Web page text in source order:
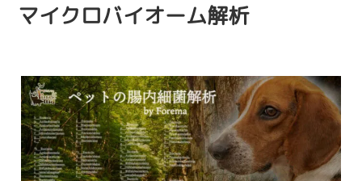
マイクロバイオーム解析